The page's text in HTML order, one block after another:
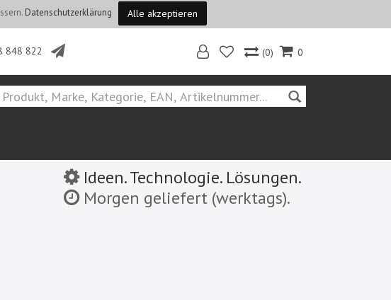
Datenschutzerklärung Alle akzeptieren
848 822
0
(0)
Ideen. Technologie. Lösungen.
Morgen geliefert (werktags).